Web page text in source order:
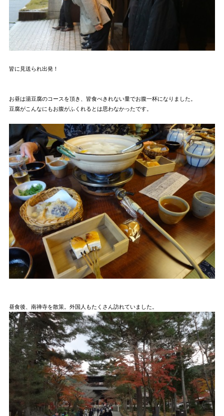
皆に見送られ出発！
お昼は湯豆腐のコースを頂き、皆食べきれない量でお腹一杯になりました。
豆腐がこんなにもお腹がふくれるとは思わなかったです。
昼食後、南禅寺を散策。外国人もたくさん訪れていました。